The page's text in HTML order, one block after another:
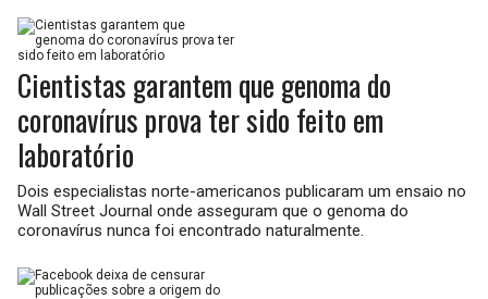
Cientistas garantem que genoma do
coronavírus prova ter sido feito em
laboratório
Dois especialistas norte-americanos publicaram um ensaio no
Wall Street Journal onde asseguram que o genoma do
coronavírus nunca foi encontrado naturalmente.